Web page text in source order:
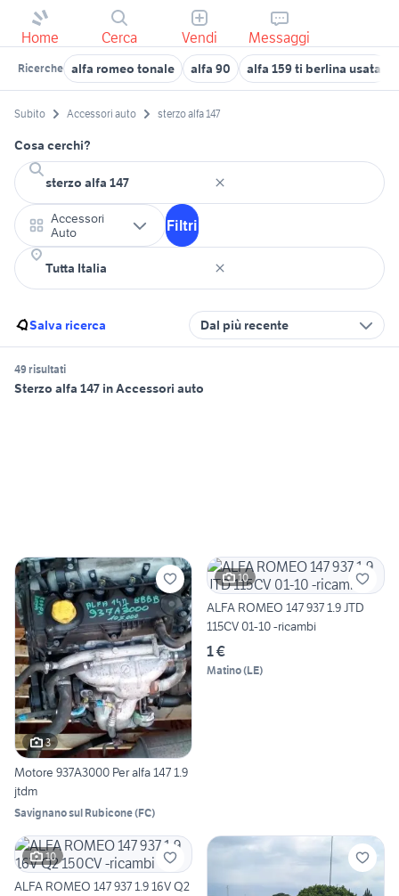
Home Cerca Vendi Messaggi
Ricerche alfa romeo tonale alfa 90 alfa 159 ti berlina usata
Subito Accessori auto sterzo alfa 147
Cosa cerchi?
Accessori
Auto
Filtri
Salva ricerca Dal più recente
49 risultati
Sterzo alfa 147 in Accessori auto
3
Motore 937A3000 Per alfa 147 1.9
jtdm
Savignano sul Rubicone(FC)
10
ALFA ROMEO 147 937 1.9 JTD
115CV 01-10 -ricambi
1 €
Matino(LE)
10
ALFA ROMEO 147 937 1.9 16V Q2